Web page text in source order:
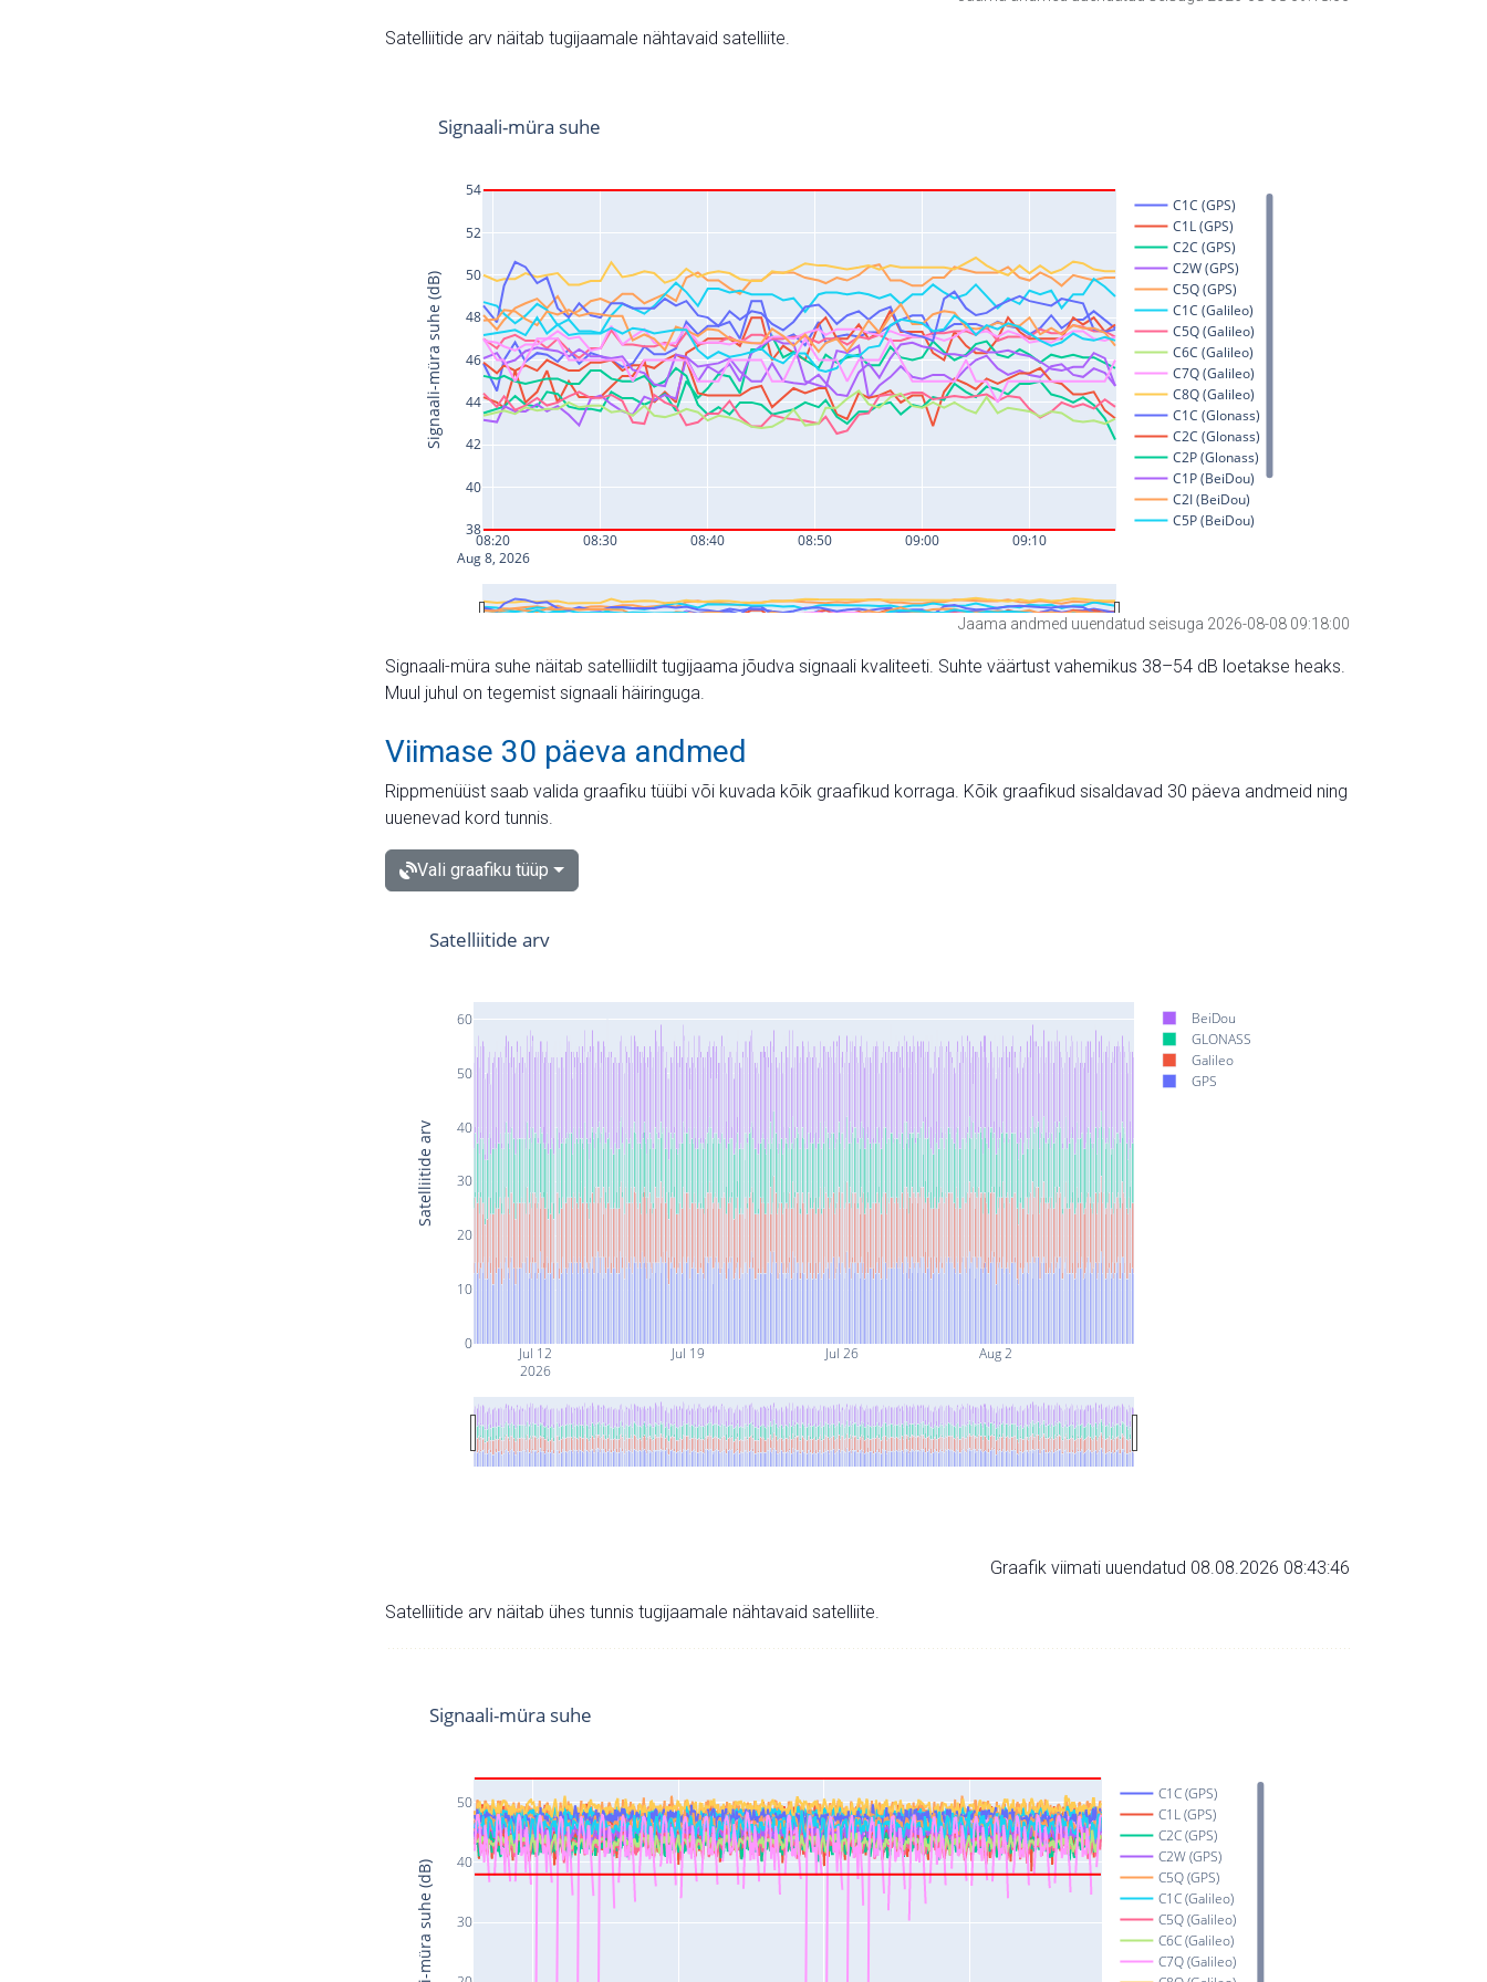
Satelliitide arv näitab tugijaamale nähtavaid satelliite.
Jaama andmed uuendatud seisuga 2026-08-08 09:18:00
Signaali-müra suhe näitab satelliidilt tugijaama jõudva signaali kvaliteeti. Suhte väärtust vahemikus 38–54 dB loetakse heaks.
Muul juhul on tegemist signaali häiringuga.
Viimase 30 päeva andmed
Rippmenüüst saab valida graafiku tüübi või kuvada kõik graafikud korraga. Kõik graafikud sisaldavad 30 päeva andmeid ning
uuenevad kord tunnis.
Vali graafiku tüüp
Jul 12
2026
Jul 19 Jul 26 Aug 2
0
10
20
30
40
50
60
BeiDou
GLONASS
Galileo
GPS
Satelliitide arv
Satelliitide arv
Graafik viimati uuendatud 08.08.2026 08:43:46
Satelliitide arv näitab ühes tunnis tugijaamale nähtavaid satelliite.
30
40
50
C1C (GPS)
C1L (GPS)
C2C (GPS)
C2W (GPS)
C5Q (GPS)
C1C (Galileo)
C5Q (Galileo)
C6C (Galileo)
C7Q (Galileo)
Signaali-müra suhe